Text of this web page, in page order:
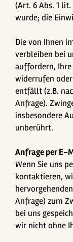
(Art. 6 Abs. 1 lit.
wurde; die
Die von Ihnen
verbleiben bei
auffordern,
widerrufen
entfällt (z.B.
Anfrage).
insbesondere
unberührt.
Anfrage per E-
Wenn Sie uns
kontaktieren,
Anfrage) zum
bei uns
wir nicht ohne